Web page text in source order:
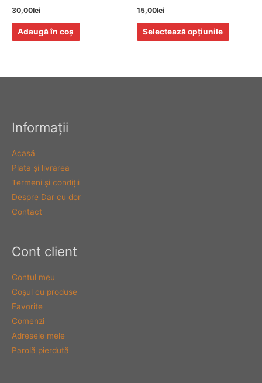
30,00lei
Adaugă în coș
15,00lei
Selectează opțiunile
Informaţii
Acasă
Plata şi livrarea
Termeni şi condiţii
Despre Dar cu dor
Contact
Cont client
Contul meu
Coşul cu produse
Favorite
Comenzi
Adresele mele
Parolă pierdută